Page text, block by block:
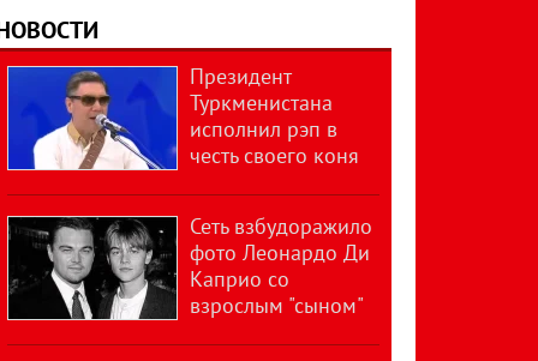
Президент
Туркменистана
исполнил рэп в
честь своего коня
Сеть взбудоражило
фото Леонардо Ди
Каприо со
взрослым "сыном"